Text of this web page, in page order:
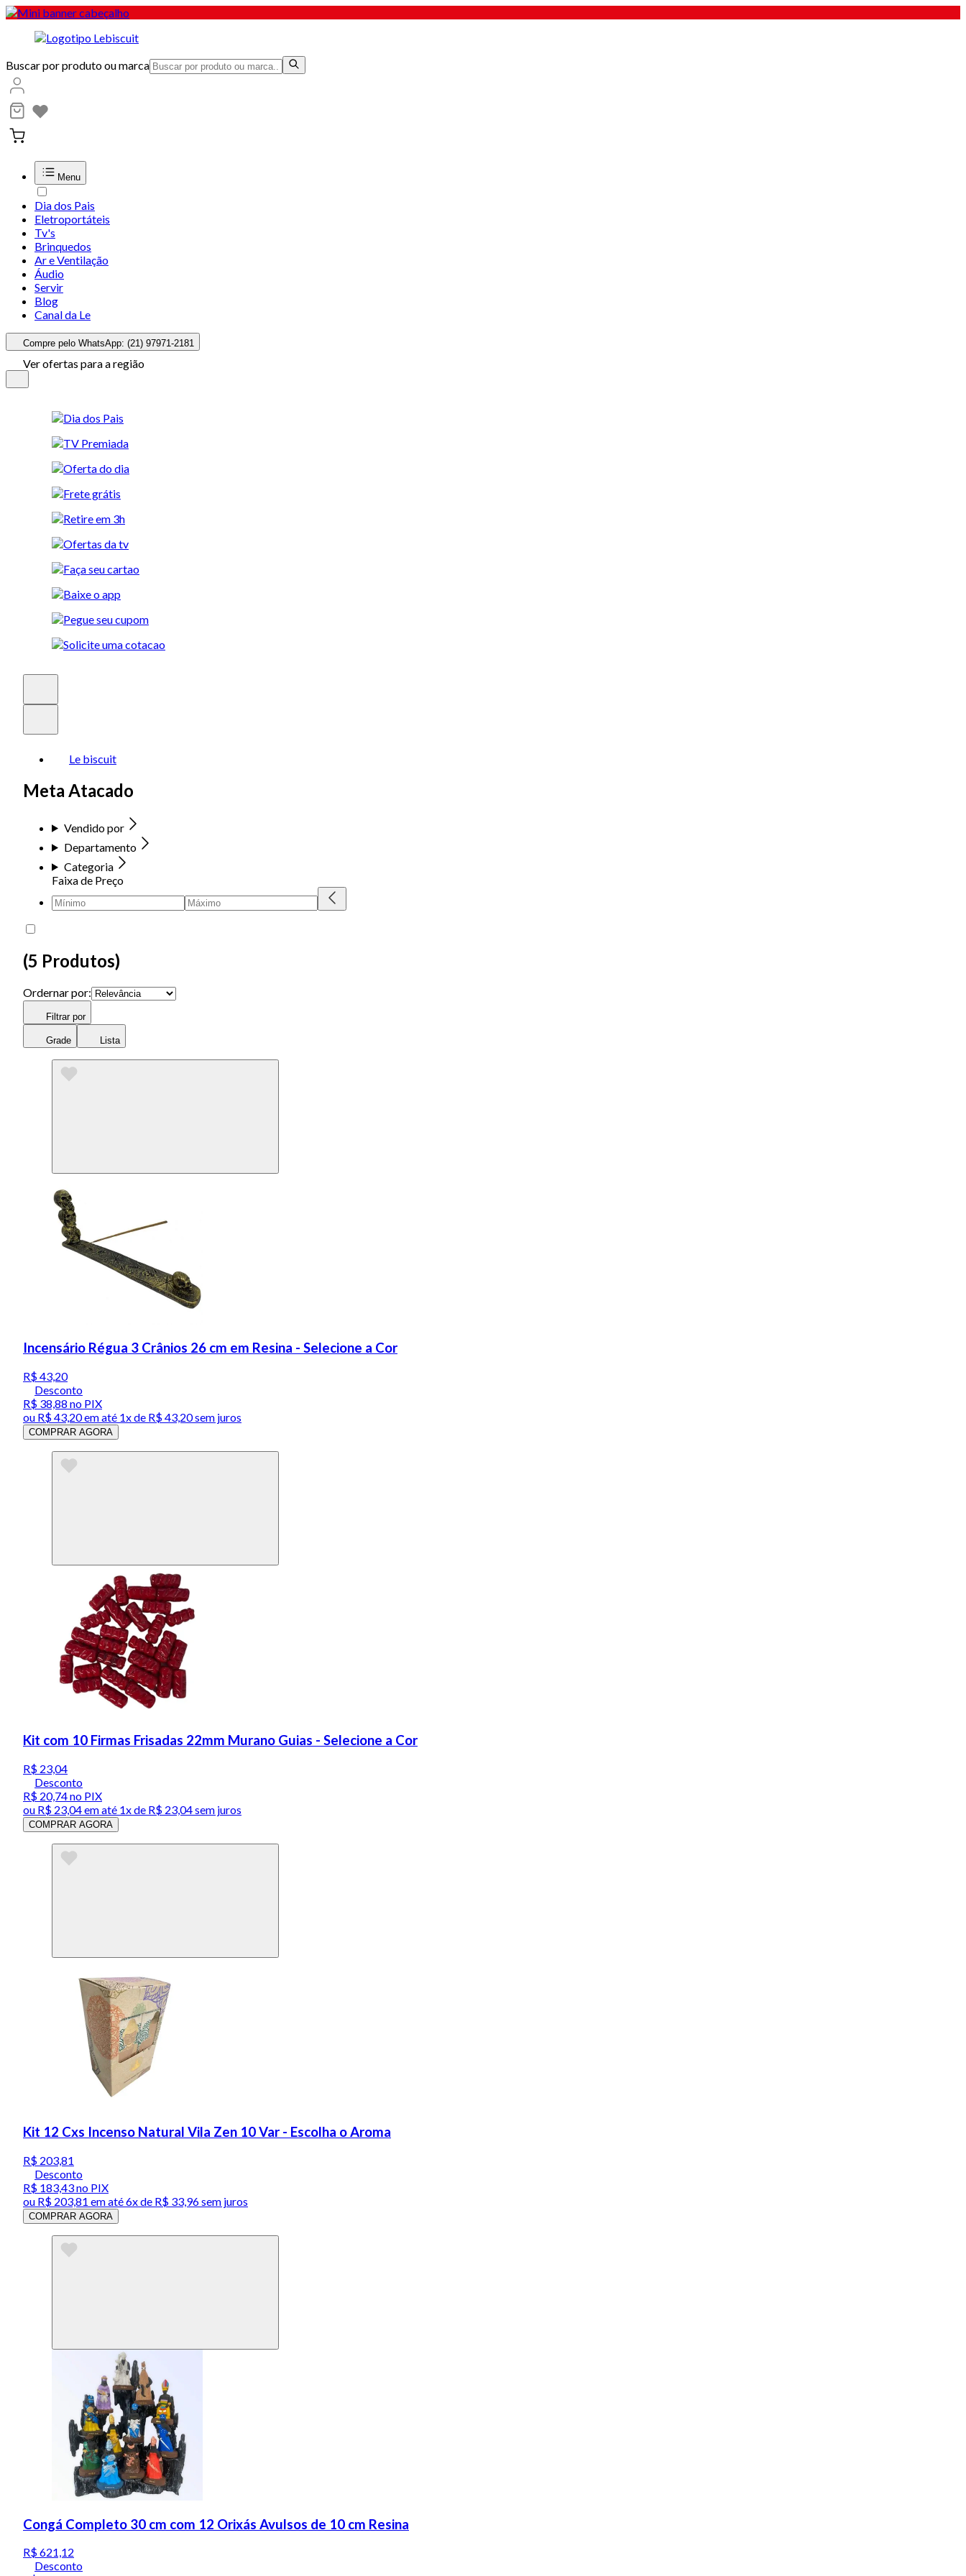
Buscar por produto ou marca
Menu
Dia dos Pais
Eletroportáteis
Tv's
Brinquedos
Ar e Ventilação
Áudio
Servir
Blog
Canal da Le
Compre pelo WhatsApp: (21) 97971-2181
Ver ofertas para a região
Le biscuit
Meta Atacado
Vendido por
Departamento
Categoria
Faixa de Preço
(5 Produtos)
Ordernar por:
Filtrar por
Grade Lista
Incensário Régua 3 Crânios 26 cm em Resina - Selecione a Cor
R$ 43,20
Desconto
R$ 38,88 no PIX
ou R$ 43,20em até 1x de R$ 43,20sem juros
COMPRAR AGORA
Kit com 10 Firmas Frisadas 22mm Murano Guias - Selecione a Cor
R$ 23,04
Desconto
R$ 20,74no PIX
ou R$ 23,04em até 1x de R$ 23,04sem juros
COMPRAR AGORA
Kit 12 Cxs Incenso Natural Vila Zen 10 Var - Escolha o Aroma
R$ 203,81
Desconto
R$ 183,43no PIX
ou R$ 203,81 em até6x de R$ 33,96 sem juros
COMPRAR AGORA
Congá Completo 30 cm com 12 Orixás Avulsos de 10 cm Resina
R$ 621,12
Desconto